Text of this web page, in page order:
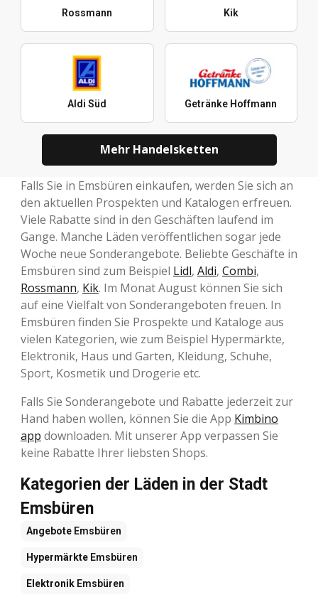
Rossmann Kik
Aldi Süd Getränke Hoffmann
Mehr Handelsketten
Falls Sie in Emsbüren einkaufen, werden Sie sich an
den aktuellen Prospekten und Katalogen erfreuen.
Viele Rabatte sind in den Geschäften laufend im
Gange. Manche Läden veröffentlichen sogar jede
Woche neue Sonderangebote. Beliebte Geschäfte in
Emsbüren sind zum Beispiel Lidl, Aldi, Combi,
Rossmann, Kik. Im Monat August können Sie sich
auf eine Vielfalt von Sonderangeboten freuen. In
Emsbüren finden Sie Prospekte und Kataloge aus
vielen Kategorien, wie zum Beispiel Hypermärkte,
Elektronik, Haus und Garten, Kleidung, Schuhe,
Sport, Kosmetik und Drogerie etc.
Falls Sie Sonderangebote und Rabatte jederzeit zur
Hand haben wollen, können Sie die App Kimbino
app downloaden. Mit unserer App verpassen Sie
keine Rabatte Ihrer liebsten Shops.
Kategorien der Läden in der Stadt
Emsbüren
Angebote Emsbüren
Hypermärkte Emsbüren
Elektronik Emsbüren